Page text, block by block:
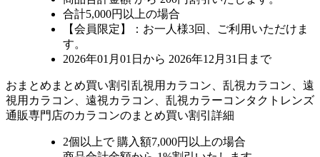
合計5,000円以上の場合
【会員限定】：お一人様3回
、ご利用いただけま
す。
2026年01月01日から 2026年12月31日まで
おまとめ まとめ買い割引 乱視用カラコン、乱視カラコン、遠
視用カラコン、遠視カラコン、乱視カラーコンタクトレンズ
通販専門店のカラコンのまとめ買い割引詳細
2個 以上で 購入額7,000円以上の場合